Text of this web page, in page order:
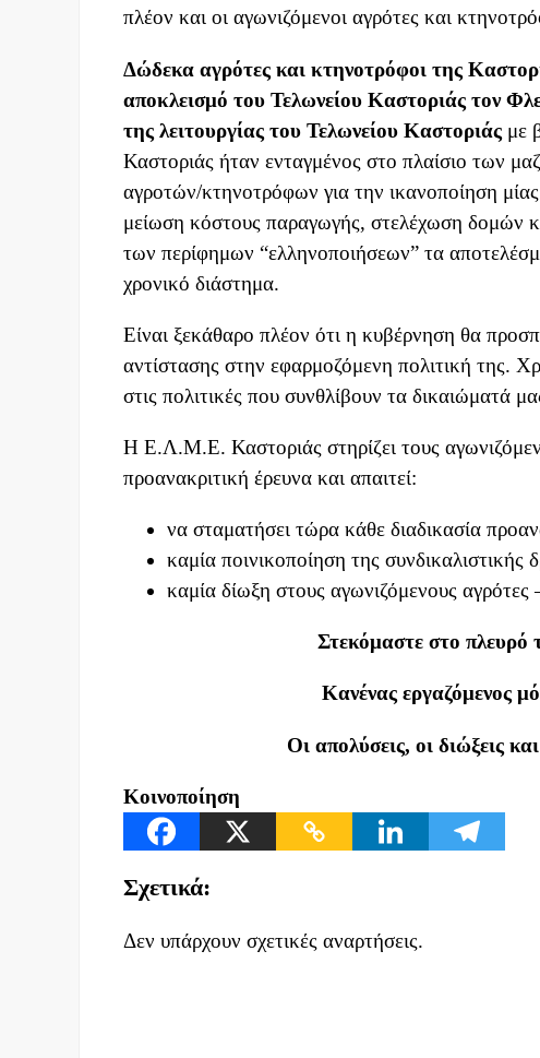
πλέον και οι αγωνιζόμενοι αγρότες και
Δώδεκα αγρότες και κτηνοτρόφοι της
αποκλεισμό του Τελωνείου Καστοριάς τον
της λειτουργίας του Τελωνείου Καστοριάς με
Καστοριάς ήταν ενταγμένος στο πλαίσιο των
αγροτών/κτηνοτρόφων για την ικανοποίηση
μείωση κόστους παραγωγής, στελέχωση δομών
των περίφημων “ελληνοποιήσεων” τα
χρονικό διάστημα.
Είναι ξεκάθαρο πλέον ότι η κυβέρνηση θα
αντίστασης στην εφαρμοζόμενη πολιτική της.
στις πολιτικές που συνθλίβουν τα δικαιώματά
Η Ε.Λ.Μ.Ε. Καστοριάς στηρίζει τους
προανακριτική έρευνα και απαιτεί:
να σταματήσει τώρα κάθε διαδικασία
καμία ποινικοποίηση της συνδικαλιστικής
καμία δίωξη στους αγωνιζόμενους
Στεκόμαστε στο
Κανένας εργαζόμενος
Οι απολύσεις, οι διώξεις
Κοινοποίηση
Σχετικά:
Δεν υπάρχουν σχετικές αναρτήσεις.